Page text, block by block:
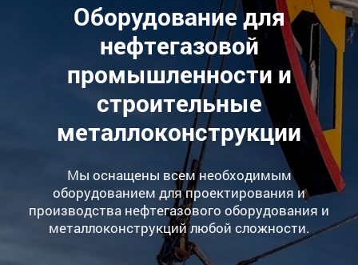
Оборудование для
нефтегазовой
промышленности и
строительные
металлоконструкции
Мы оснащены всем необходимым
оборудованием для проектирования и
производства нефтегазового оборудования и
металлоконструкций любой сложности.